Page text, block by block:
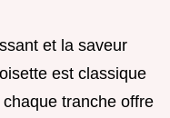
et la saveur
est classique
tranche offre